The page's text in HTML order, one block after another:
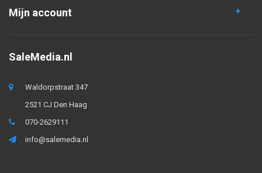
Mijn account
SaleMedia.nl
Waldorpstraat 347
2521 CJ Den Haag
070-2629111
info@salemedia.nl